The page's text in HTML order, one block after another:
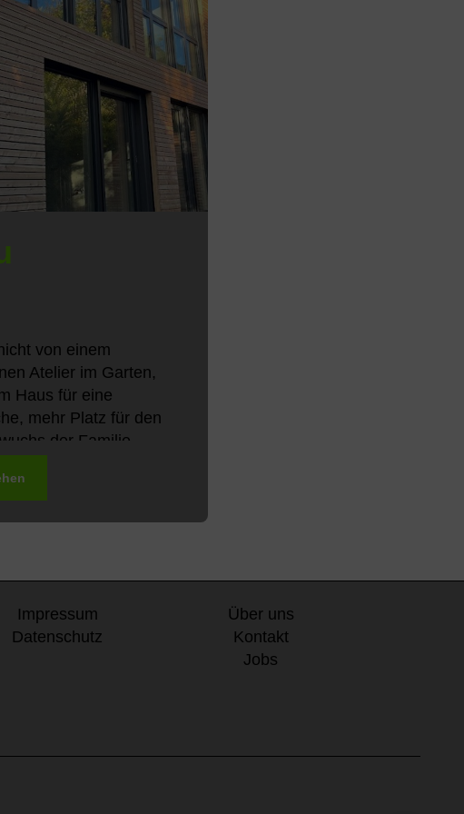
von einem
Atelier im Garten,
Haus für eine
mehr Platz für den
der Familie.
Impressum
Datenschutz
Über uns
Kontakt
Jobs